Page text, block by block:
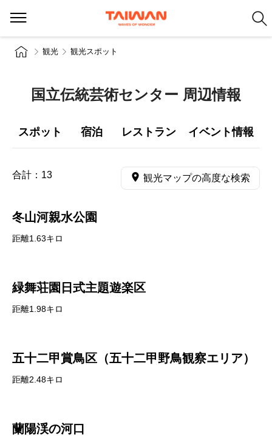
観光 観光スポット
国立伝統芸術センター 周辺情報
スポット 宿泊 レストラン イベント情報
合計： 13 観光マップの高度な検索
冬山河親水公園
距離1.63キロ
緑舞荘園日式主題遊楽区
距離1.98キロ
五十二甲賞鳥区（五十二甲野鳥観察エリア）
距離2.48キロ
蘭陽渓の河口